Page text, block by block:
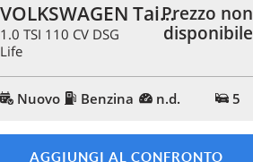
VOLKSWAGEN Taigo
1.0 TSI 110 CV DSG
Life
Prezzo non
disponibile
Nuovo Benzina n.d. 5
AGGIUNGI AL CONFRONTO